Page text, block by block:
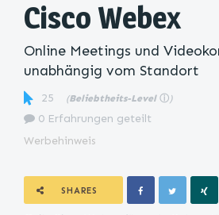
Cisco Webex
Online Meetings und
unabhängig vom Standort
25 (Beliebtheits-Level ⓘ )
0 Erfahrungen geteilt
Werbehinweis
SHARES